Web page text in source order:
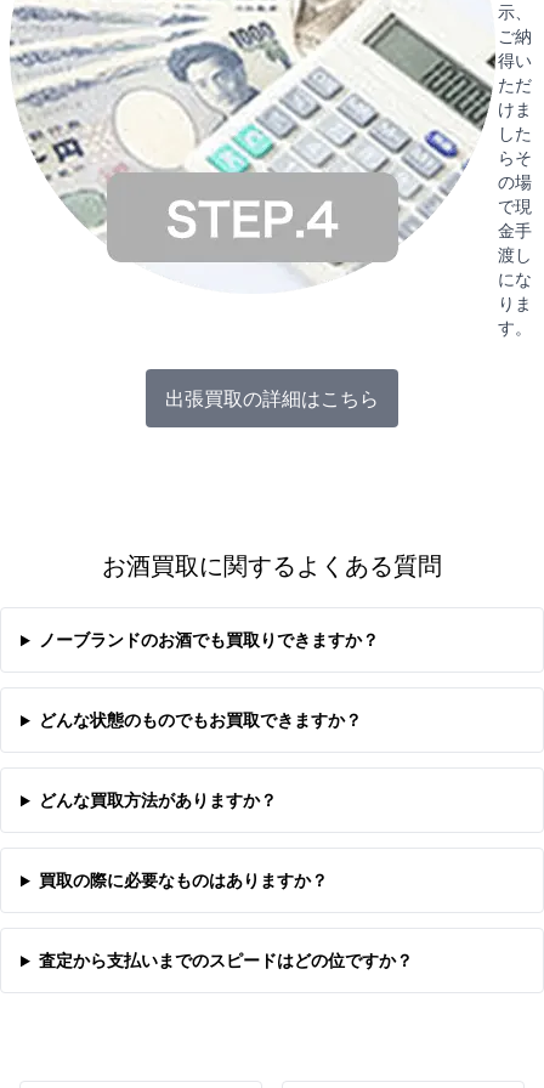
示、
ご納
得い
ただ
けま
した
らそ
の場
で現
金手
渡し
にな
りま
す。
出張買取の詳細はこちら
お酒買取に関するよくある質問
ノーブランドのお酒でも買取りできますか？
どんな状態のものでもお買取できますか？
どんな買取方法がありますか？
買取の際に必要なものはありますか？
査定から支払いまでのスピードはどの位ですか？